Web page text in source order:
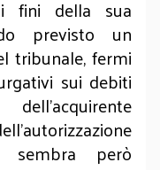
fini della sua
previsto un
tribunale, fermi
sui debiti
però